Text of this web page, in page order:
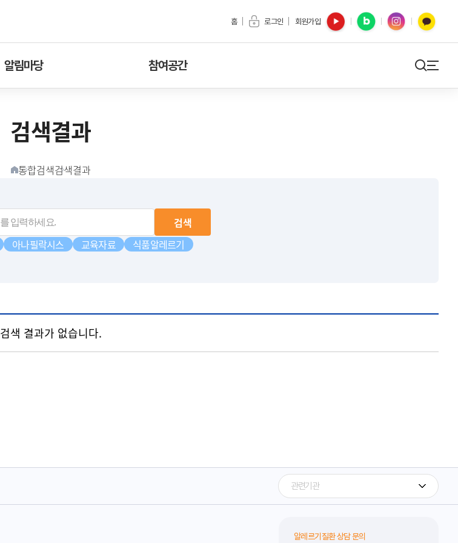
홈 로그인 회원가입
알림마당 참여공간
검색결과
통합검색검색결과
검색
아나필락시스 교육자료 식품알레르기
검색 결과가 없습니다.
알레르기질환 상담 문의